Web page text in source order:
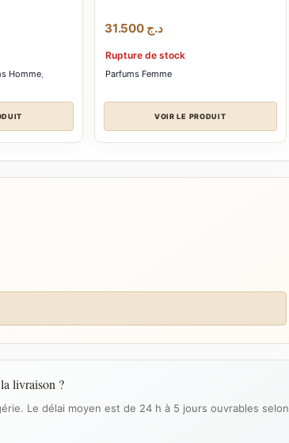
Homme,
د.ج 31.500
Rupture de stock
Parfums Femme
VOIR LE PRODUIT
livraison ?
Le délai moyen est de 24 h à 5 jours ouvrables selon